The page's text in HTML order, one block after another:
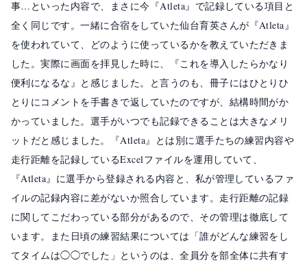
事…といった内容で、まさに今『Atleta』で記録している項目と
全く同じです。一緒に合宿をしていた仙台育英さんが『Atleta』
を使われていて、どのように使っているかを教えていただきま
した。実際に画面を拝見した時に、『これを導入したらかなり
便利になるな』と感じました。と言うのも、冊子にはひとりひ
とりにコメントを手書きで返していたのですが、結構時間がか
かっていました。選手がいつでも記録できることは大きなメリ
ットだと感じました。『Atleta』とは別に選手たちの練習内容や
走行距離を記録しているExcelファイルを運用していて、
『Atleta』に選手から登録される内容と、私が管理しているファ
イルの記録内容に差がないか照合しています。走行距離の記録
に関してこだわっている部分があるので、その管理は徹底して
います。また日頃の練習結果については「誰がどんな練習をし
てタイムは◯◯でした」というのは、全員分を部全体に共有す